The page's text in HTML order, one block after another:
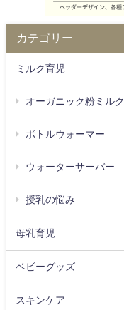
カテゴリー
ミルク育児
オーガニック粉ミルク
ボトルウォーマー
ウォーターサーバー
授乳の悩み
母乳育児
ベビーグッズ
スキンケア